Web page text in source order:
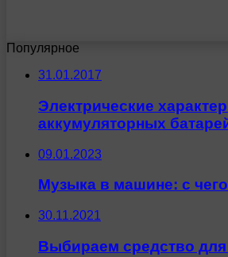
Популярное
31.01.2017
Электрические
аккумуляторных
09.01.2023
Музыка в машине: с
30.11.2021
Выбираем средство для